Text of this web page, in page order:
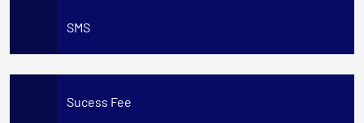
SMS
Sucess Fee